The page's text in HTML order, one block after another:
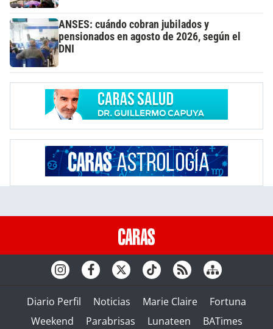
ANSES: cuándo cobran jubilados y
pensionados en agosto de 2026, según el
DNI
Diario Perfil Noticias Marie Claire
Fortuna
Weekend
Parabrisas Lunateen BATimes